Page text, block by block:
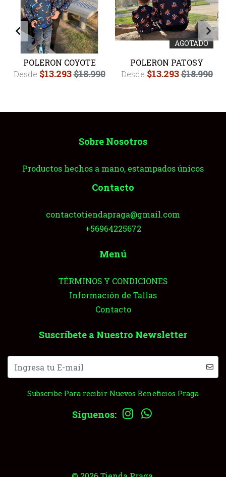
POLERON COYOTE
Desde $13.293$18.990
AGOTADO
POLERON PATOSY
Desde $13.293$18.990
Sobre Nosotros
Productos hechos a mano, estampados únicos
Contacto
contactotiendapraga@gmail.com
+56964225672
Menú
TÉRMINOS Y CONDICIONES
Información de Tallas
Contacto
Suscríbete a Nuestro Newsletter
Subscribe Para recibir Nuevos Beneficios Praga
Síguenos: